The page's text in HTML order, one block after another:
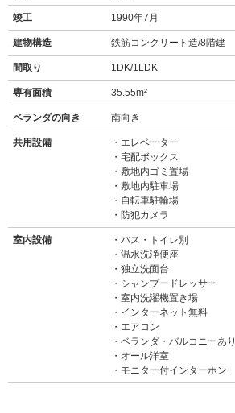
竣工 1990年7月
建物構造 鉄筋コンクリート造/8階建
間取り 1DK/1LDK
専有面積 35.55m²
ベランダの向き 南向き
共用設備
エレベーター
宅配ボックス
敷地内ゴミ置場
敷地内駐車場
自転車駐輪場
防犯カメラ
室内設備
バス・トイレ別
温水洗浄便座
独立洗面台
シャンプードレッサー
室内洗濯機置き場
インターネット無料
エアコン
ベランダ・バルコニーあり
オール洋室
モニター付インターホン